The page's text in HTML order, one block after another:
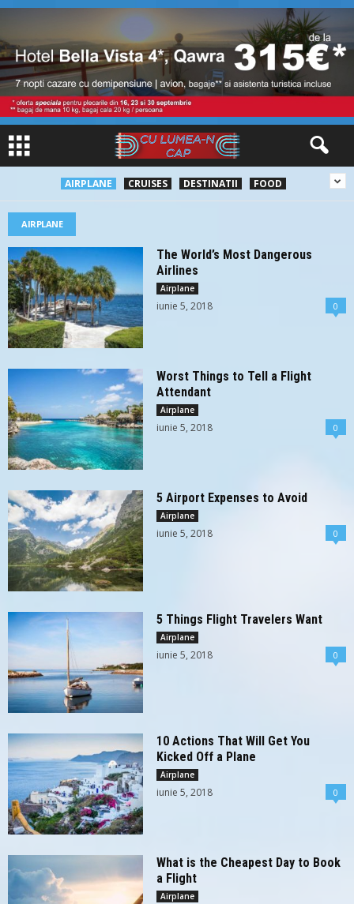
AIRPLANE CRUISES DESTINATII FOOD
AIRPLANE
The World’s Most Dangerous
Airlines
Airplane
iunie 5, 2018 0
Worst Things to Tell a Flight
Attendant
Airplane
iunie 5, 2018 0
5 Airport Expenses to Avoid
Airplane
iunie 5, 2018 0
5 Things Flight Travelers Want
Airplane
iunie 5, 2018 0
10 Actions That Will Get You
Kicked Off a Plane
Airplane
iunie 5, 2018 0
What is the Cheapest Day to Book
a Flight
Airplane